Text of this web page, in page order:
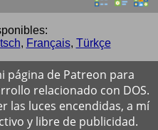
, Français, Türkçe
página de Patreon para
relacionado con DOS.
las luces encendidas, a mí
y libre de publicidad.